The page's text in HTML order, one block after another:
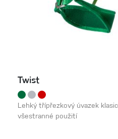
Twist
Lehký třípřezkový úvazek
všestranné použití